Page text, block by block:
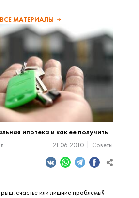
ВСЕ МАТЕРИАЛЫ
ипотека и как ее получить
21.06.2010 Советы
счастье или лишние проблемы?